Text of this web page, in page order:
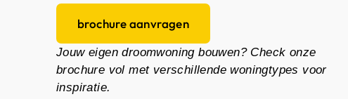
brochure aanvragen
Jouw eigen droomwoning bouwen? Check onze
brochure vol met verschillende woningtypes voor
inspiratie.